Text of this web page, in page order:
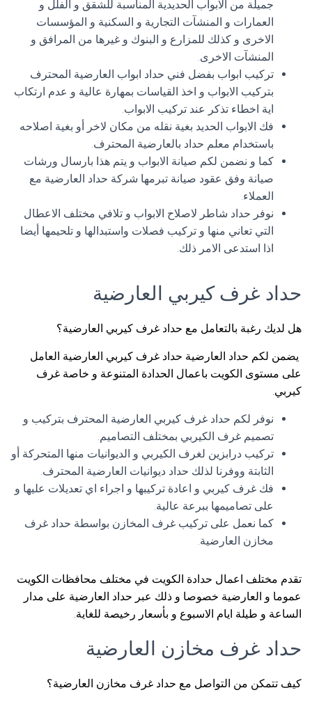
جميلة من الابواب الحديدية المناسبة للشقق و الفلل و
العمارات و المنشآت التجارية و السكنية و المؤسسات
الاخرى و كذلك للمزارع و البنوك و غيرها من المرافق و
المنشآت الاخرى.
تركيب ابواب بفضل فني حداد ابواب العارضية المحترف
بتركيب الابواب و اخذ القياسات بمهارة عالية و عدم ارتكاب
اية اخطاء تذكر عند تركيب الابواب.
فك الابواب الحديد بغية نقله من مكان لاخر أو بغية اصلاحه
باستخدام معلم حداد بالعارضية المحترف.
كما و نضمن لكم صيانة الابواب و يتم هذا بارسال ورشات
صيانة وفق عقود صيانة تبرمها شركة حداد العارضية مع
العملاء.
نوفر حداد شاطر لاصلاح الابواب و تلافي مختلف الاعطال
التي تعاني منها و تركيب فصلات واستبدالها و تلحيمها أيضا
اذا استدعى الامر ذلك.
حداد غرف كيربي العارضية
هل لديك رغبة بالتعامل مع حداد غرف كيربي العارضية؟
يضمن لكم حداد العارضية حداد غرف كيربي العارضية العامل
على مستوى الكويت باعمال الحدادة المتنوعة و خاصة غرف
كيربي.
نوفر لكم حداد غرف كيربي العارضية المحترف بتركيب و
تصميم غرف الكيربي بمختلف التصاميم.
تركيب درابزين لغرف الكيربي و الديوانيات منها المتحركة أو
الثابتة ووفرنا لذلك حداد ديوانيات العارضية المحترف.
فك غرف كيربي و اعادة تركيبها و اجراء اي تعديلات عليها و
على تصاميمها ببرعة عالية.
كما نعمل على تركيب غرف المخازن بواسطة حداد غرف
مخازن العارضية.
تقدم مختلف اعمال حدادة الكويت في مختلف محافظات الكويت
عموما و العارضية خصوصا و ذلك عبر حداد العارضية على مدار
الساعة و طيلة ايام الاسبوع و بأسعار رخيصة للغاية.
حداد غرف مخازن العارضية
كيف تتمكن من التواصل مع حداد غرف مخازن العارضية؟